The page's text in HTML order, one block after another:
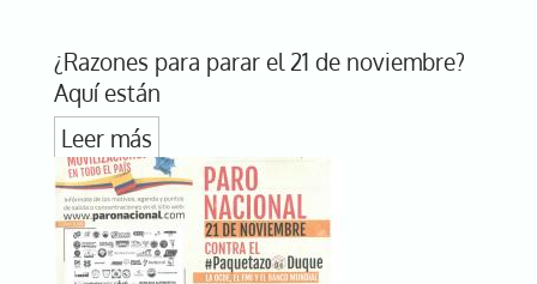
¿Razones para parar el 21 de noviembre?
Aquí están
Leer más